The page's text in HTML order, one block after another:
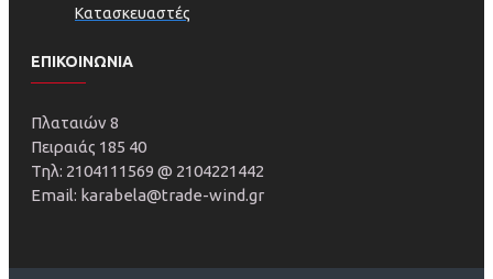
Κατασκευαστές
ΕΠΙΚΟΙΝΩΝΙΑ
Πλαταιών 8
Πειραιάς 185 40
Τηλ: 2104111569 @ 2104221442
Email: karabela@trade-wind.gr